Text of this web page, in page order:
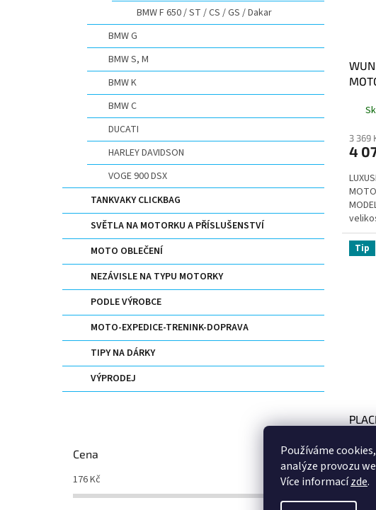
Používáme
analýze provozu
Více informacízde.
BMW F 650 / ST / CS / GS / Dakar
BMW G
BMW S, M
BMW K
BMW C
DUCATI
HARLEY DAVIDSON
VOGE 900 DSX
TANKVAKY CLICKBAG
SVĚTLA NA MOTORKU A PŘÍSLUŠENSTVÍ
MOTO OBLEČENÍ
NEZÁVISLE NA TYPU MOTORKY
PODLE VÝROBCE
MOTO-EXPEDICE-TRENINK-DOPRAVA
TIPY NA DÁRKY
VÝPRODEJ
Cena
176Kč 6684 Kč
3 369
4
Tip
1